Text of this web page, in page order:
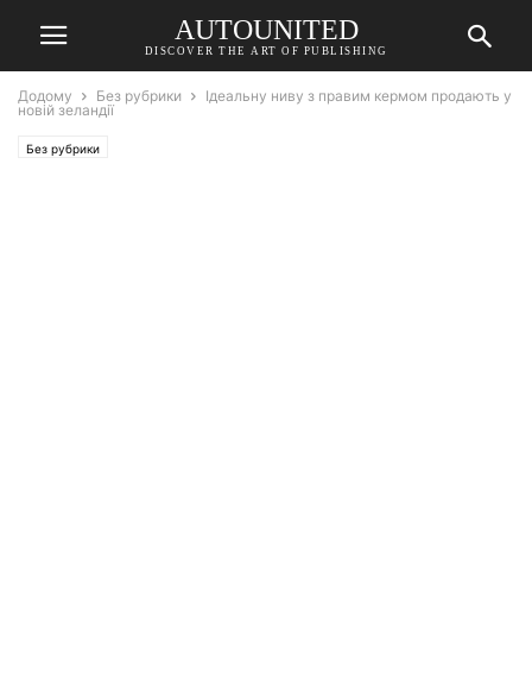
AUTOUNITED
DISCOVER THE ART OF PUBLISHING
Додому Без рубрики
Ідеальну ниву з правим кермом продають у
новій зеландії
Без рубрики